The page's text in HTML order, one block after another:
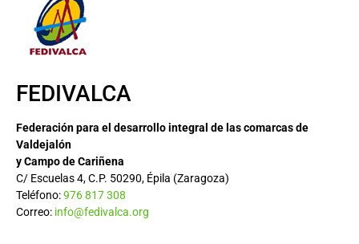
FEDIVALCA
Federación para el desarrollo integral de las comarcas de
Valdejalón
y Campo de Cariñena
C/ Escuelas 4, C.P. 50290, Épila (Zaragoza)
Teléfono:976 817 308
Correo: info@fedivalca.org